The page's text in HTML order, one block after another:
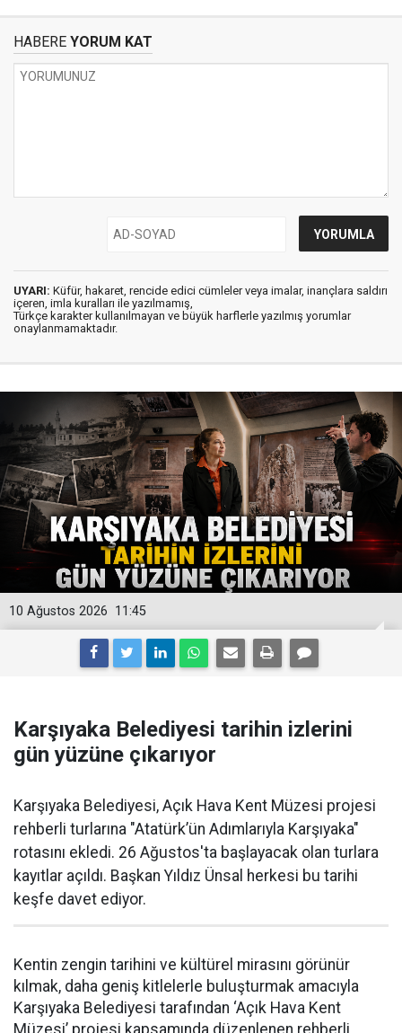
HABERE YORUM KAT
UYARI: Küfür, hakaret, rencide edici cümleler veya imalar, inançlara saldırı
içeren, imla kuralları ile yazılmamış,
Türkçe karakter kullanılmayan ve büyük harflerle yazılmış yorumlar
onaylanmamaktadır.
11:45
10 Ağustos 2026
Karşıyaka Belediyesi tarihin izlerini
gün yüzüne çıkarıyor
Karşıyaka Belediyesi, Açık Hava Kent Müzesi projesi
rehberli turlarına "Atatürk’ün Adımlarıyla Karşıyaka"
rotasını ekledi. 26 Ağustos'ta başlayacak olan turlara
kayıtlar açıldı. Başkan Yıldız Ünsal herkesi bu tarihi
keşfe davet ediyor.
Kentin zengin tarihini ve kültürel mirasını görünür
kılmak, daha geniş kitlelerle buluşturmak amacıyla
Karşıyaka Belediyesi tarafından ‘Açık Hava Kent
Müzesi’ projesi kapsamında düzenlenen rehberli